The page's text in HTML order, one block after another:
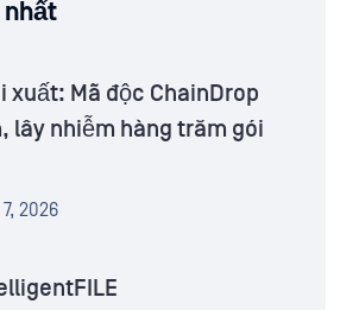
xuất: Mã độc ChainDrop
lây nhiễm hàng trăm gói
2026